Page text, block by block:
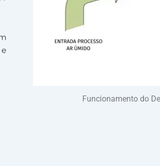
Funcionamento do